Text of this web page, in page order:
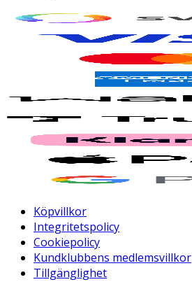
Köpvillkor
Integritetspolicy
Cookiepolicy
Kundklubbens medlemsvillkor
Tillgänglighet